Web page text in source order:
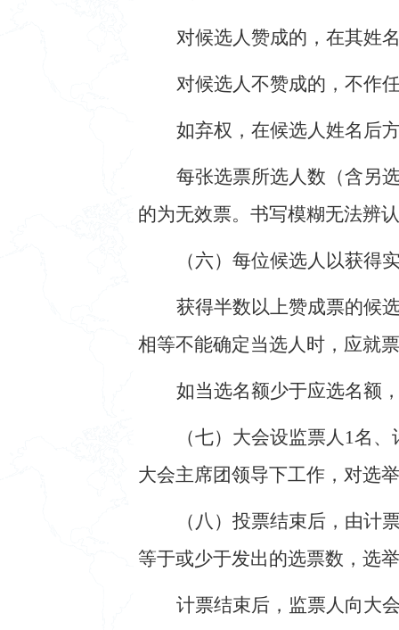
对候选人赞成的，在其姓
对候选人不赞成的，不作
如弃权，在候选人姓名后
每张选票所选人数（含另
的为无效票。书写模糊无法辨
（六）每位候选人以获得
获得半数以上赞成票的候
相等不能确定当选人时，应就
如当选名额少于应选名额
（七）大会设监票人 1名、
大会主席团领导下工作，对选
（八）投票结束后，由计
等于或少于发出的选票数，选
计票结束后，监票人向大